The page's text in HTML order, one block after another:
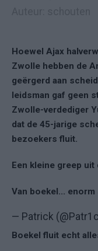
Hoewel Ajax
Zwolle hebben de
geërgerd aan
leidsman gaf geen
Zwolle-verdediger
dat de 45-jarige
bezoekers fluit.
Een kleine greep
Van boekel...
— Patrick
Boekel fluit echt